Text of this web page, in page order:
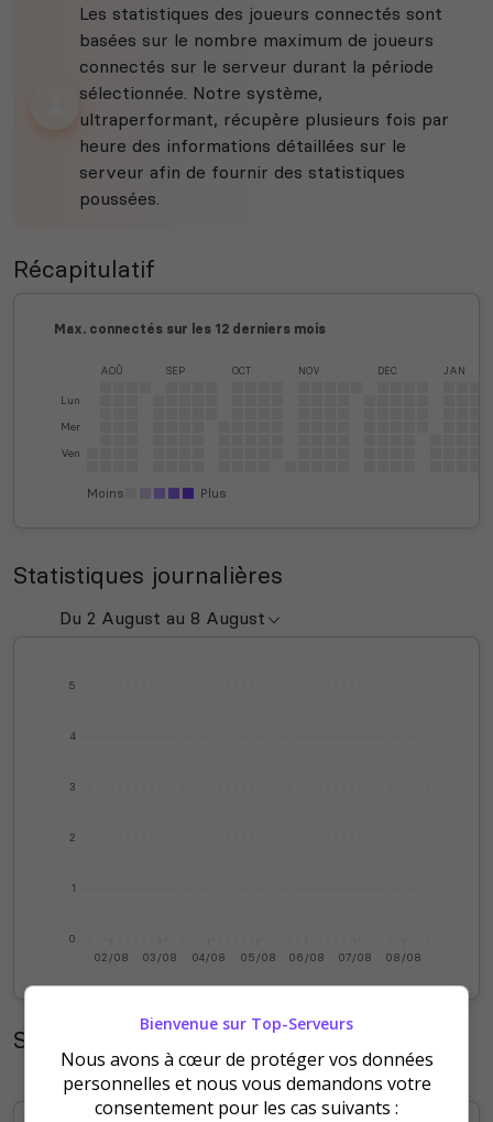
Les statistiques des joueurs connectés sont
basées sur le nombre maximum de joueurs
connectés sur le serveur durant la période
sélectionnée. Notre système,
ultraperformant, récupère plusieurs fois par
heure des informations détaillées sur le
serveur afin de fournir des statistiques
poussées.
Récapitulatif
Max. connectés sur les 12 derniers mois
Lun
Mer
Ven
AOÛ SEP OCT NOV DEC JAN
Moins Plus
Statistiques journalières
0
1
2
3
4
5
02/08 03/08 04/08 05/08 06/08 07/08 08/08
Statistiques mensuelles
Bienvenue sur Top-Serveurs
Nous avons à cœur de protéger vos données
personnelles et nous vous demandons votre
consentement pour les cas suivants :